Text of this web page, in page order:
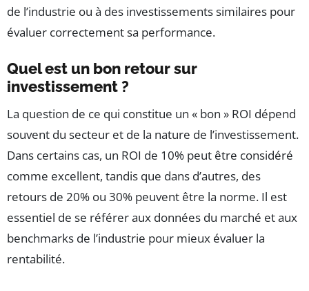
de l’industrie ou à des investissements similaires pour
évaluer correctement sa performance.
Quel est un bon retour sur
investissement ?
La question de ce qui constitue un « bon » ROI dépend
souvent du secteur et de la nature de l’investissement.
Dans certains cas, un ROI de 10% peut être considéré
comme excellent, tandis que dans d’autres, des
retours de 20% ou 30% peuvent être la norme. Il est
essentiel de se référer aux données du marché et aux
benchmarks de l’industrie pour mieux évaluer la
rentabilité.